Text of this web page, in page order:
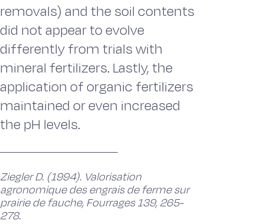
removals) and the soil contents
did not appear to evolve
differently from trials with
mineral fertilizers. Lastly, the
application of organic fertilizers
maintained or even increased
the pH levels.
Ziegler D. (1994). Valorisation
agronomique des engrais de ferme sur
prairie de fauche, Fourrages 139, 265-
278.